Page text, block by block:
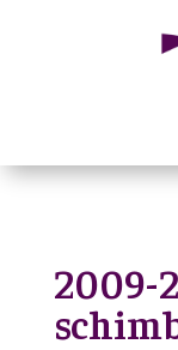
2009-